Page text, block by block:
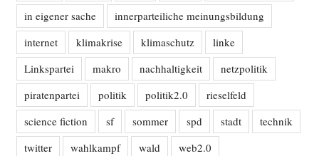
in eigener sache
innerparteiliche meinungsbildung
internet
klimakrise klimaschutz
linke
Linkspartei
makro nachhaltigkeit
netzpolitik
piratenpartei
politik politik2.0
rieselfeld
science fiction
sf sommer spd stadt
technik
twitter
wahlkampf wald
web2.0